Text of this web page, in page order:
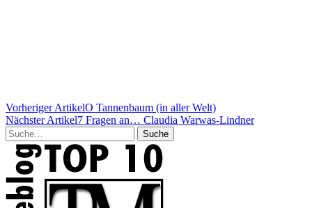
Vorheriger ArtikelO Tannenbaum (in aller Welt)
Nächster Artikel7 Fragen an… Claudia Warwas-Lindner
Suche